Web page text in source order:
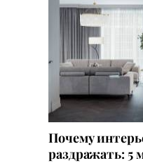
Почему
раздражать: 5